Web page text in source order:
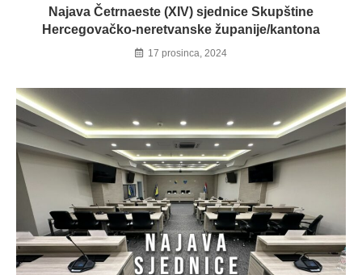
Najava Četrnaeste (XIV) sjednice Skupštine
Hercegovačko-neretvanske županije/kantona
17 prosinca, 2024